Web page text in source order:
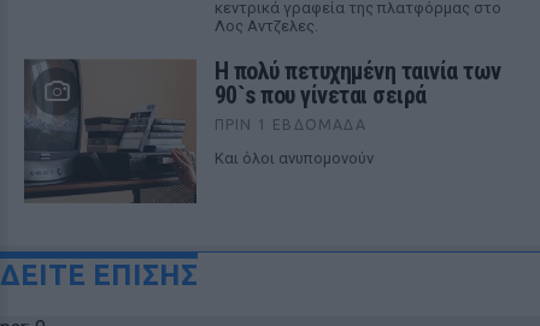
κεντρικά γραφεία της πλατφόρμας στο
Λος Αντζελες.
Η πολύ πετυχημένη ταινία των
90`s που γίνεται σειρά
ΠΡΙΝ 1 ΕΒΔΟΜΆΔΑ
Και όλοι ανυπομονούν
ΔΕΙΤΕ ΕΠΙΣΗΣ